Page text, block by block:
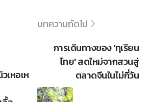
เหอเห
บทความถัดไป
การเดินทางของ 'ทุเรียน
ไทย' สดใหม่จากสวนสู่
ตลาดจีนในไม่กี่วัน